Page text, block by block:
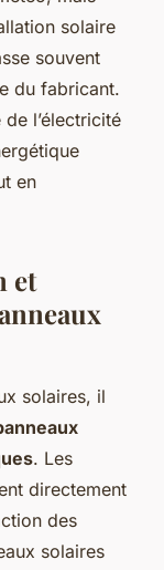
solaire
souvent
du fabricant.
l’électricité
en
et
solaires, il
. Les
directement
des
solaires